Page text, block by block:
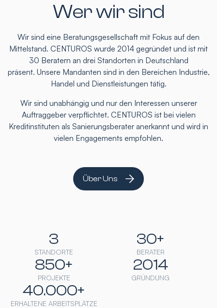
Wer wir sind
Wir sind eine Beratungsgesellschaft mit Fokus auf den
Mittelstand. CENTUROS wurde 2014 gegründet und ist mit
30 Beratern an drei Standorten in Deutschland
präsent. Unsere Mandanten sind in den Bereichen Industrie,
Handel und Dienstleistungen tätig.
Wir sind unabhängig und nur den Interessen unserer
Auftraggeber verpflichtet. CENTUROS ist bei vielen
Kreditinstituten als Sanierungsberater anerkannt und wird in
vielen Engagements empfohlen.
Über Uns
STANDORTE
3
BERATER
30+
PROJEKTE
850+
GRÜNDUNG
2014
ERHALTENE ARBEITSPLÄTZE
40.000+